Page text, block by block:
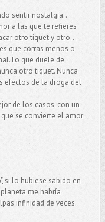
sentir nostalgia..
a las que te refieres
otro tiquet y otro...
que corras menos o
Lo que duele de
otro tiquet. Nunca
efectos de la droga del
de los casos, con un
se convierte el amor
si lo hubiese sabido en
me habría
infinidad de veces.